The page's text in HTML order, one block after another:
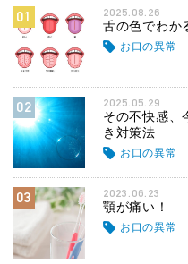
01 2025.08.26
舌の色でわか
お口の異常
02 2025.05.29
その不快感、
き対策法
お口の異常
03 2023.06.23
顎が痛い！
お口の異常